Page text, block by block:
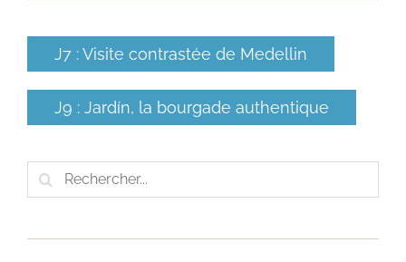
J7 : Visite contrastée de Medellin
J9 : Jardín, la bourgade authentique
Rechercher: